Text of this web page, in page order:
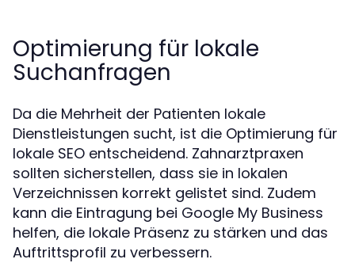
Optimierung für lokale
Suchanfragen
Da die Mehrheit der Patienten lokale
Dienstleistungen sucht, ist die Optimierung für
lokale SEO entscheidend. Zahnarztpraxen
sollten sicherstellen, dass sie in lokalen
Verzeichnissen korrekt gelistet sind. Zudem
kann die Eintragung bei Google My Business
helfen, die lokale Präsenz zu stärken und das
Auftrittsprofil zu verbessern.